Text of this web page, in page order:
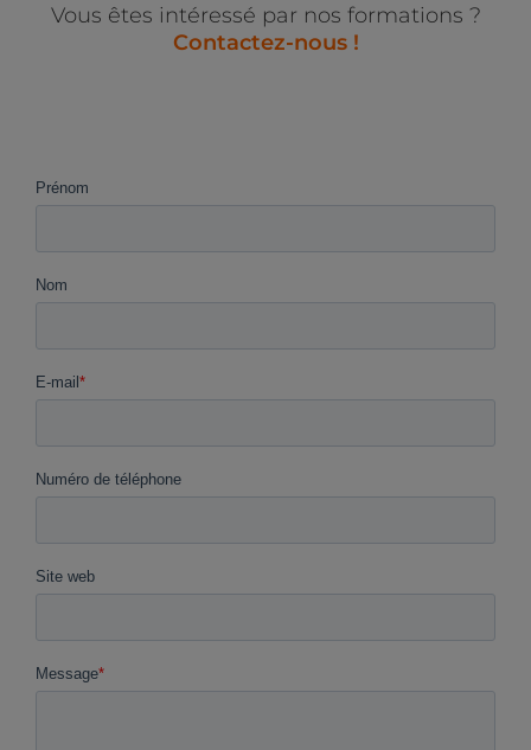
Vous êtes intéressé par nos formations ?
Contactez-nous !